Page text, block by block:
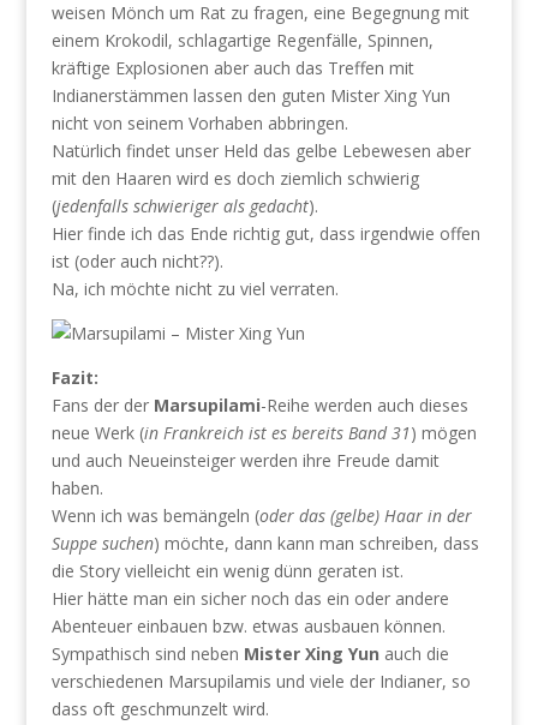
weisen Mönch um Rat zu fragen, eine Begegnung mit
einem Krokodil, schlagartige Regenfälle, Spinnen,
kräftige Explosionen aber auch das Treffen mit
Indianerstämmen lassen den guten Mister Xing Yun
nicht von seinem Vorhaben abbringen.
Natürlich findet unser Held das gelbe Lebewesen aber
mit den Haaren wird es doch ziemlich schwierig
(jedenfalls schwieriger als gedacht).
Hier finde ich das Ende richtig gut, dass irgendwie offen
ist (oder auch nicht??).
Na, ich möchte nicht zu viel verraten.
Fazit:
Fans der der Marsupilami-Reihe werden auch dieses
neue Werk (in Frankreich ist es bereits Band 31) mögen
und auch Neueinsteiger werden ihre Freude damit
haben.
Wenn ich was bemängeln (oder das (gelbe) Haar in der
Suppe suchen) möchte, dann kann man schreiben, dass
die Story vielleicht ein wenig dünn geraten ist.
Hier hätte man ein sicher noch das ein oder andere
Abenteuer einbauen bzw. etwas ausbauen können.
Sympathisch sind neben Mister Xing Yun auch die
verschiedenen Marsupilamis und viele der Indianer, so
dass oft geschmunzelt wird.